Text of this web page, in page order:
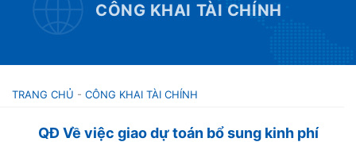
CÔNG KHAI TÀI CHÍNH
TRANG CHỦ - CÔNG KHAI TÀI CHÍNH
QĐ Về việc giao dự toán bổ sung kinh phí